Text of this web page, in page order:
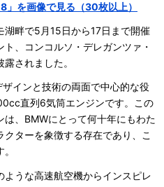
を画像で見る（30枚以上）
畔で5月15日から17日まで開催
、コンコルソ・デレガンツァ・
されました。
インと技術の両面で中心的な役
直列6気筒エンジンです。この
、BMWにとって何十年にもわた
ターを象徴する存在であり、こ
うな高速航空機からインスピレ